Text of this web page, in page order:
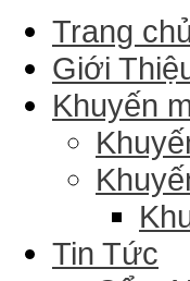
Trang
Giới
Khuyến
Tin Tức